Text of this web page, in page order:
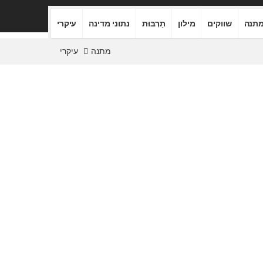
עיקרי נתוני מדינה תַרְבּוּת מילון שווקים
עיקרי מתנה